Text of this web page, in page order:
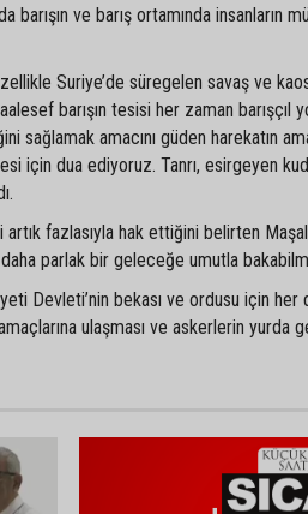
barışın ve barış ortamında
Suriye’de süregelen savaş ve
barışın tesisi her zaman barışçıl
sağlamak amacını güden harekatın
için dua ediyoruz. Tanrı, esirgeyen
artık fazlasıyla hak ettiğini belirten
parlak bir geleceğe umutla
Devleti’nin bekası ve ordusu için
amaçlarına ulaşması ve askerlerin